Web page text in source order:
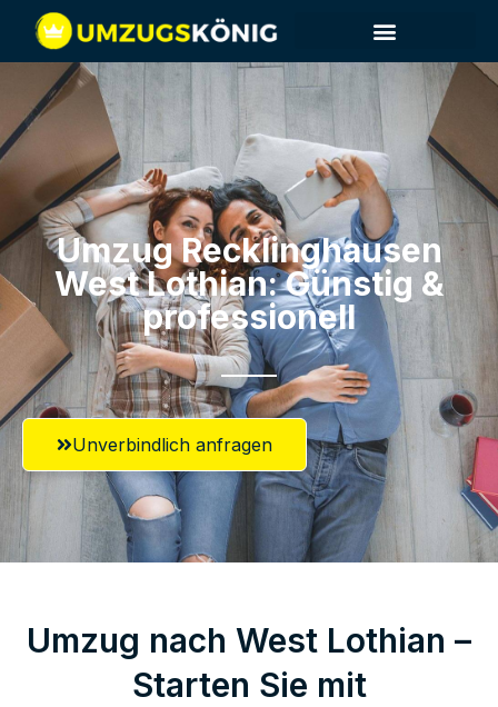
Umzug Recklinghausen​
West Lothian: Günstig &
professionell​
Unverbindlich anfragen
Umzug nach West Lothian –
Starten Sie mit